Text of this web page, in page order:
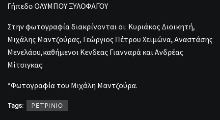
Γήπεδο ΟΛΥΜΠΟΥ ΞΥΛΟΦΑΓΟΥ
Στην φωτογραφία διακρίνονται οι: Κυριάκος Διοικητή,
Μιχάλης Μαντζούρας, Γεώργιος Πέτρου Χειμώνα, Αναστάσης
Μενελάου,καθήμενοι Κενδεας Γιανναρά και Ανδρέας
Μίτσιγκας.
*Φωτογραφία του Μιχάλη Μαντζούρα.
Tags: ΡΕΤΡΙΝΙΟ